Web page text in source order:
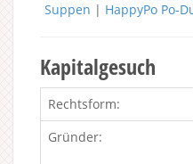
Suppen | HappyPo Po-
Kapitalgesuch
Rechtsform:
Gründer: